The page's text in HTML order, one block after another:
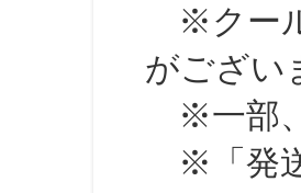
※クール
がござい
※一部、
※「発送